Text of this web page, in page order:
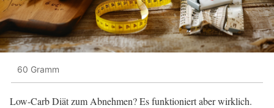
60 Gramm
Low-Carb Diät zum Abnehmen? Es funktioniert aber wirklich.